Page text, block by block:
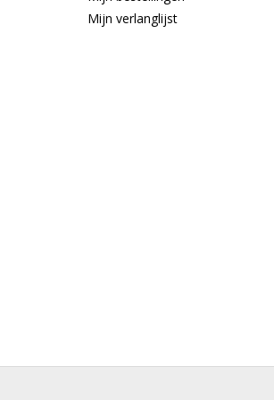
Mijn verlanglijst